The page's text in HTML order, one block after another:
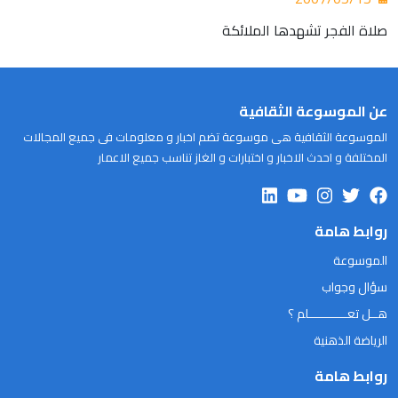
صلاة الفجر تشهدها الملائكة
عن الموسوعة الثقافية
الموسوعة الثقافية هى موسوعة تضم اخبار و معلومات فى جميع المجالات
المختلفة و احدث الاخبار و اختبارات و الغاز تناسب جميع الاعمار
روابط هامة
الموسوعة
سؤال وجواب
هــل تعـــــــــــلم ؟
الرياضة الذهنية
روابط هامة